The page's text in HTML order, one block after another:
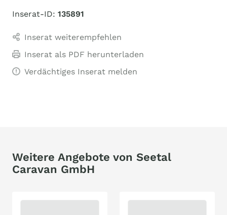
Inserat-ID: 135891
Inserat weiterempfehlen
Inserat als PDF herunterladen
Verdächtiges Inserat melden
Weitere Angebote von Seetal
Caravan GmbH